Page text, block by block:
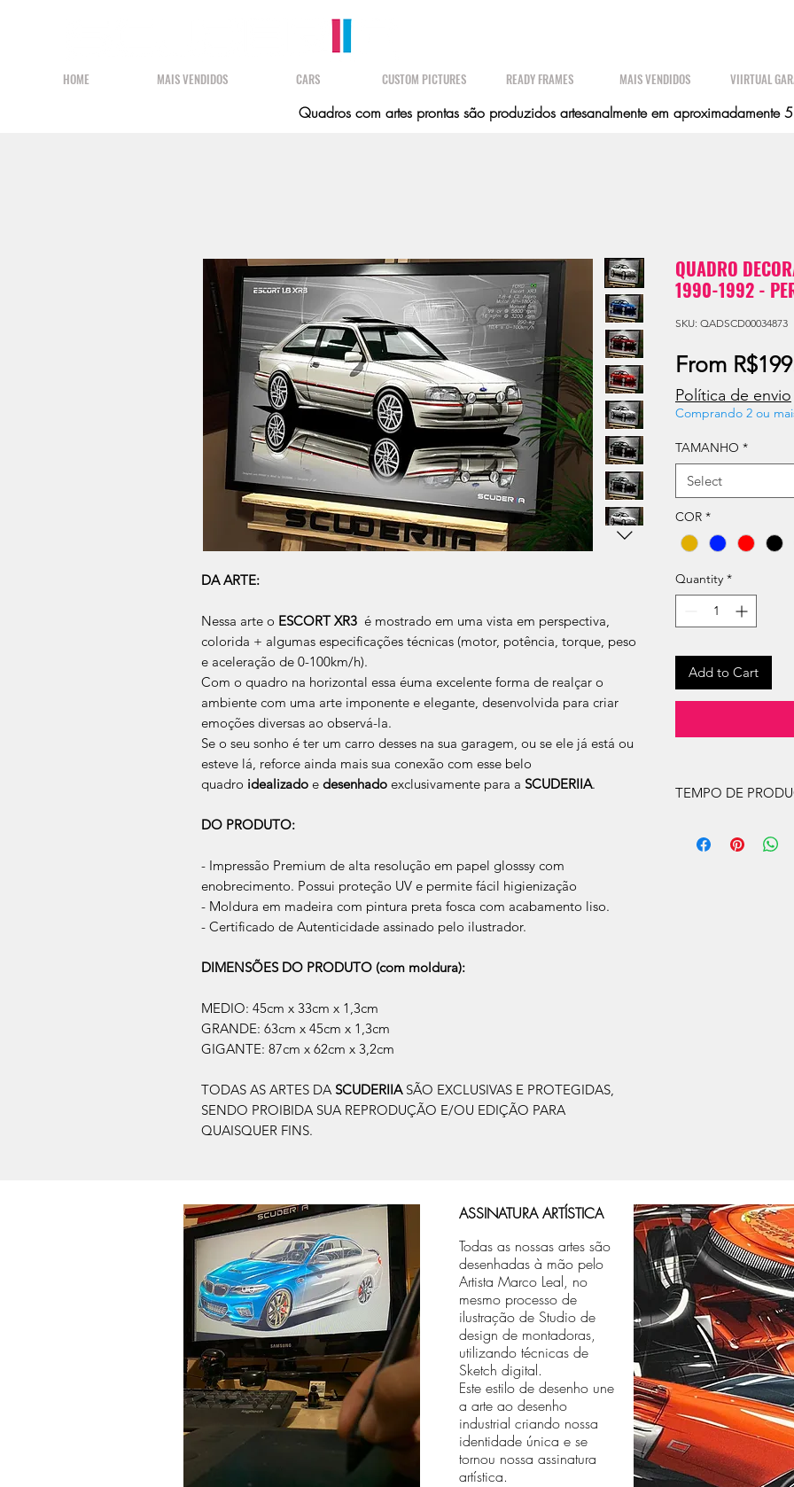
HOME MAIS VENDIDOS CARS CUSTOM PICTURES READY FRAMES MAIS VENDIDOS VIIRTUAL
Quadros com artes prontas são produzidos artesanalmente em aproximadamente
DA ARTE:
Nessa arte o ESCORT XR3 é mostrado em uma vista em perspectiva,
colorida + algumas especificações técnicas (motor, potência, torque, peso
e aceleração de 0-100km/h).
Com o quadro na horizontal essa éuma excelente forma de realçar o
ambiente com uma arte imponente e elegante, desenvolvida para criar
emoções diversas ao observá-la.
Se o seu sonho é ter um carro desses na sua garagem, ou se ele já está ou
esteve lá, reforce ainda mais sua conexão com esse belo
quadro idealizado e desenhado exclusivamente para a SCUDERIIA.
DO PRODUTO:
- Impressão Premium de alta resolução em papel glosssy com
enobrecimento. Possui proteção UV e permite fácil higienização
- Moldura em madeira com pintura preta fosca com acabamento liso.
- Certificado de Autenticidade assinado pelo ilustrador.
DIMENSÕES DO PRODUTO (com moldura):
MEDIO: 45cm x 33cm x 1,3cm
GRANDE: 63cm x 45cm x 1,3cm
GIGANTE: 87cm x 62cm x 3,2cm
TODAS AS ARTES DA SCUDERIIA SÃO EXCLUSIVAS E PROTEGIDAS,
SENDO PROIBIDA SUA REPRODUÇÃO E/OU EDIÇÃO PARA
QUAISQUER FINS.
QUADRO
1990-1992 -
SKU: QADSCD00034873
From
Política de envio
Comprando 2 ou
TAMANHO *
Select
COR *
Quantity *
Add to Cart
TEMPO DE
úteis, após a
ASSINATURA ARTÍSTICA
Todas as nossas artes são
desenhadas à mão pelo
Artista Marco Leal, no
mesmo processo de
ilustração de Studio de
design de montadoras,
utilizando técnicas de
Sketch digital.
Este estilo de desenho une
a arte ao desenho
industrial criando nossa
identidade única e se
tornou nossa assinatura
artística.